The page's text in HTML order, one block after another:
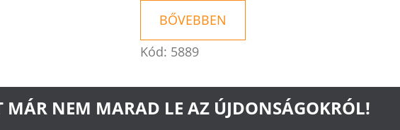
BŐVEBBEN
Kód: 5889
MÁR NEM MARAD LE AZ ÚJDONSÁGOKRÓL!